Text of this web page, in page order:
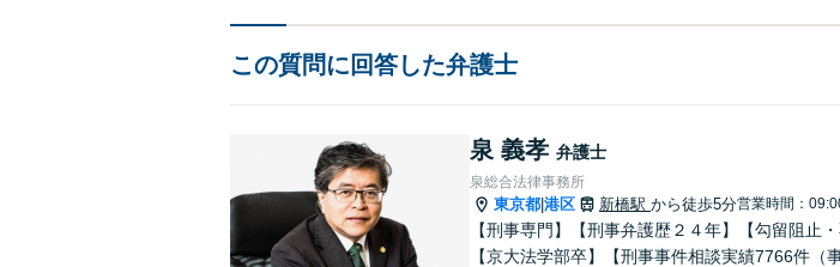
この質問に回答した弁護士
泉 義孝 弁護士
泉総合法律事務所
東京都 港区 新橋駅 から徒歩5分営業時間：
【刑事専門】【刑事弁護歴２４年】【勾留阻止
【京大法学部卒】【刑事事件相談実績7766件（